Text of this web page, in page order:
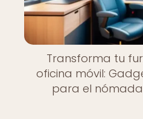
Transforma tu
oficina móvil:
para el